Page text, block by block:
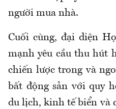
người mua nhà.
Cuối cùng, đại diện
mạnh yêu cầu thu hút
chiến lược trong và
bất động sản với quy
du lịch, kinh tế biển và